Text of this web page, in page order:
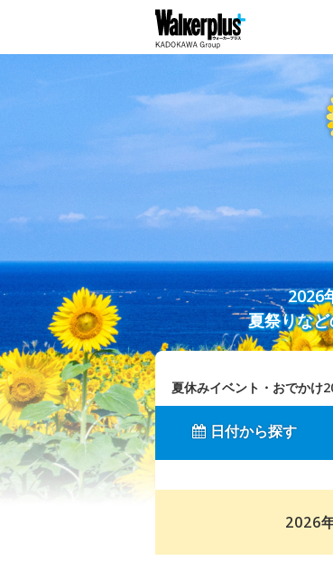
2026
夏祭りな
夏休みイベント・おでかけ
日付から探す
2026